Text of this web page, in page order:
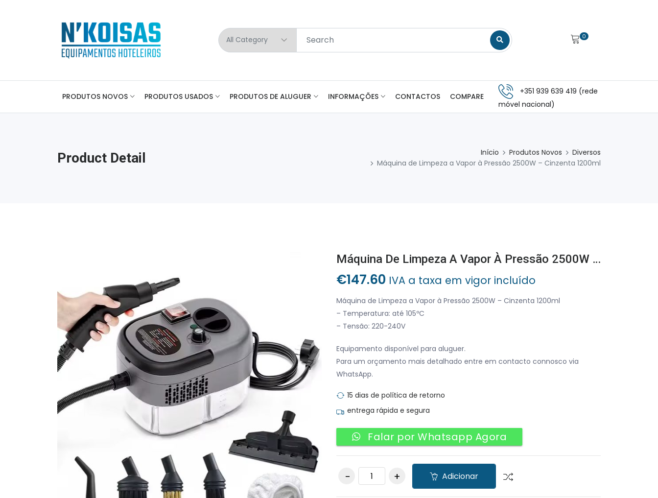
0
PRODUTOS NOVOS PRODUTOS USADOS PRODUTOS DE ALUGUER INFORMAÇÕES CONTACTOS COMPARE
+351 939 639 419 (rede
móvel nacional)
Product Detail Início Produtos Novos
Diversos
Máquina de Limpeza a Vapor à Pressão 2500W – Cinzenta 1200ml
Máquina De Limpeza A Vapor À Pressão 2500W – Cinzenta 1200ml
€147.60 IVA a taxa em vigor incluído
Máquina de Limpeza a Vapor à Pressão 2500W – Cinzenta 1200ml
– Temperatura: até 105ºC
– Tensão: 220-240V
Equipamento disponível para aluguer.
Para um orçamento mais detalhado entre em contacto connosco via
WhatsApp.
15 dias de política de retorno
entrega rápida e segura
Falar por Whatsapp Agora
Máquina de Limpeza
a Vapor à Pressão
Adicionar